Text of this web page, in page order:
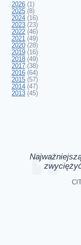
2026 (1)
2025 (8)
2024 (16)
2023 (23)
2022 (46)
2021 (49)
2020 (28)
2019 (16)
2018 (49)
2017 (38)
2016 (64)
2015 (57)
2014 (47)
2013 (45)